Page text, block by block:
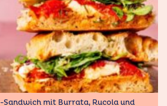
Sandwich mit Burrata, Rucola und